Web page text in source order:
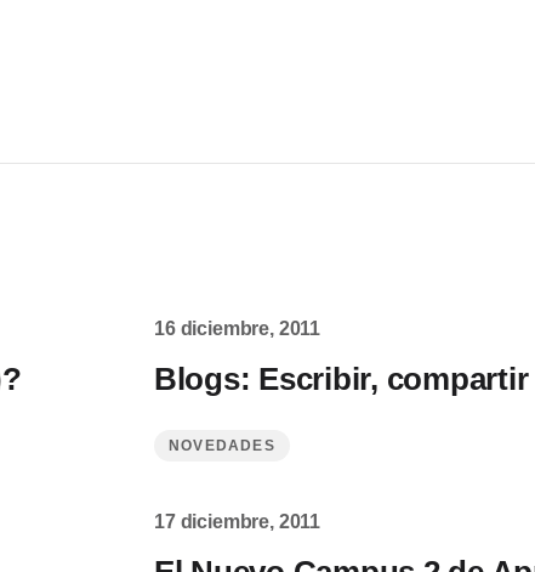
16 diciembre, 2011
Blogs: Escribir,
NOVEDADES
17 diciembre, 2011